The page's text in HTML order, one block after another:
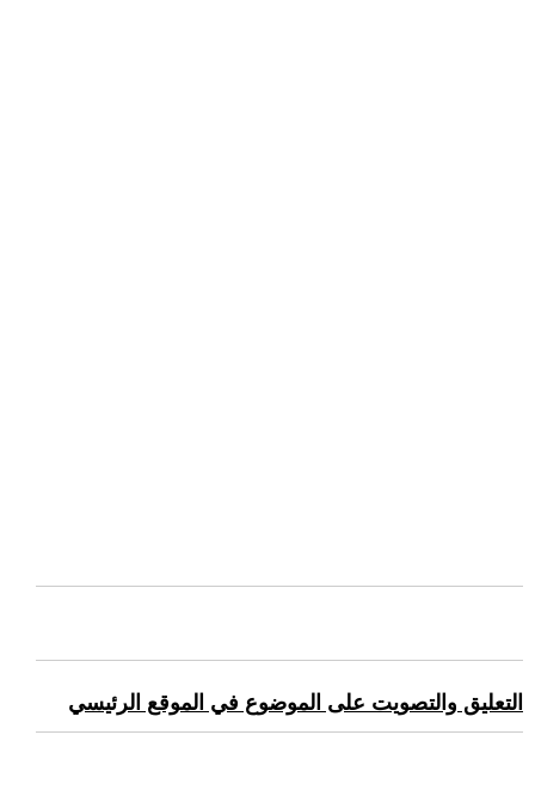
التعليق والتصويت على الموضوع في الموقع الرئيسي